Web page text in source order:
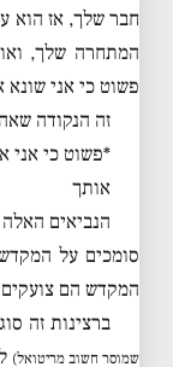
חבר שלך, אז הוא
המתחרה שלך,
פשוט כי אני שונא
זה הנקודה
*פשוט כי אני
אותך
הנביאים
סומכים על
המקדש הם
ברצינות זה
שמוסר חשוב מריטואל)